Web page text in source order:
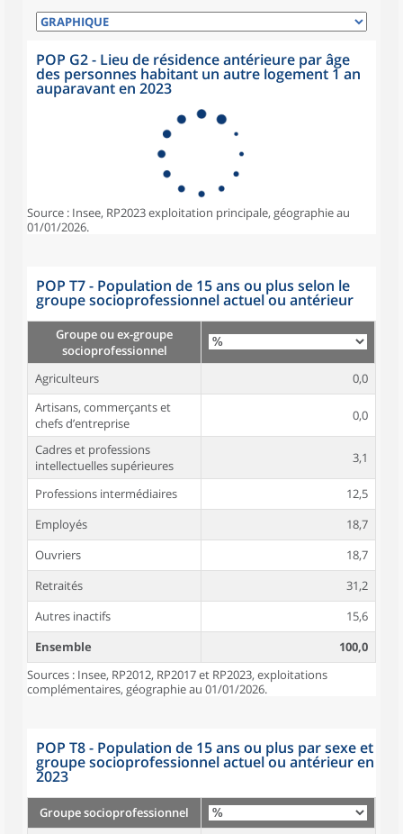
POP G2 - Lieu de résidence antérieure par âge
des personnes habitant un autre logement 1 an
auparavant en 2023
Source : Insee, RP2023 exploitation principale, géographie au
01/01/2026.
POP T7 - Population de 15 ans ou plus selon le
groupe socioprofessionnel actuel ou antérieur
Groupe ou ex-groupe
socioprofessionnel
Agriculteurs
0,0
Artisans, commerçants et
chefs d’entreprise
0,0
Cadres et professions
intellectuelles supérieures
3,1
Professions intermédiaires
12,5
Employés
18,7
Ouvriers
18,7
Retraités
31,2
Autres inactifs
15,6
Ensemble
100,0
Sources : Insee, RP2012, RP2017 et RP2023, exploitations
complémentaires, géographie au 01/01/2026.
POP T8 - Population de 15 ans ou plus par sexe et
groupe socioprofessionnel actuel ou antérieur en
2023
Groupe socioprofessionnel